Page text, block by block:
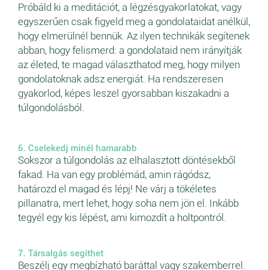
Próbáld ki a meditációt, a légzésgyakorlatokat, vagy
egyszerűen csak figyeld meg a gondolataidat anélkül,
hogy elmerülnél bennük. Az ilyen technikák segítenek
abban, hogy felismerd: a gondolataid nem irányítják
az életed, te magad választhatod meg, hogy milyen
gondolatoknak adsz energiát. Ha rendszeresen
gyakorlod, képes leszel gyorsabban kiszakadni a
túlgondolásból.
6. Cselekedj minél hamarabb
Sokszor a túlgondolás az elhalasztott döntésekből
fakad. Ha van egy problémád, amin rágódsz,
határozd el magad és lépj! Ne várj a tökéletes
pillanatra, mert lehet, hogy soha nem jön el. Inkább
tegyél egy kis lépést, ami kimozdít a holtpontról.
7. Társalgás segíthet
Beszélj egy megbízható baráttal vagy szakemberrel.